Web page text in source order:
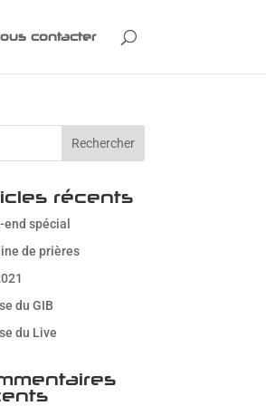
contacter
récents
end spécial
de prières
du GIB
du Live